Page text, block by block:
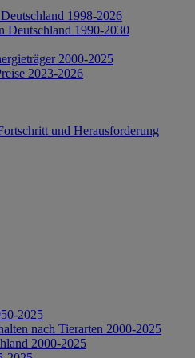
1998-2026
Deutschland 1990-2030
2000-2025
2023-2026
und Herausforderung
2025
nach Tierarten 2000-2025
2000-2025